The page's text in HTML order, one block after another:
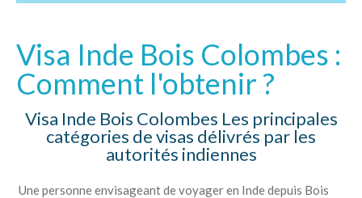
Visa Inde Bois Colombes :
Comment l'obtenir ?
Visa Inde Bois Colombes Les principales
catégories de visas délivrés par les
autorités indiennes
Une personne envisageant de voyager en Inde depuis Bois